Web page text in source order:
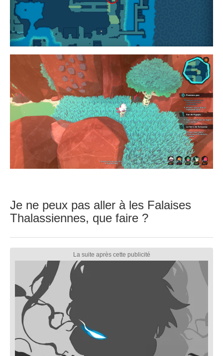
Je ne peux pas aller à les Falaises
Thalassiennes, que faire ?